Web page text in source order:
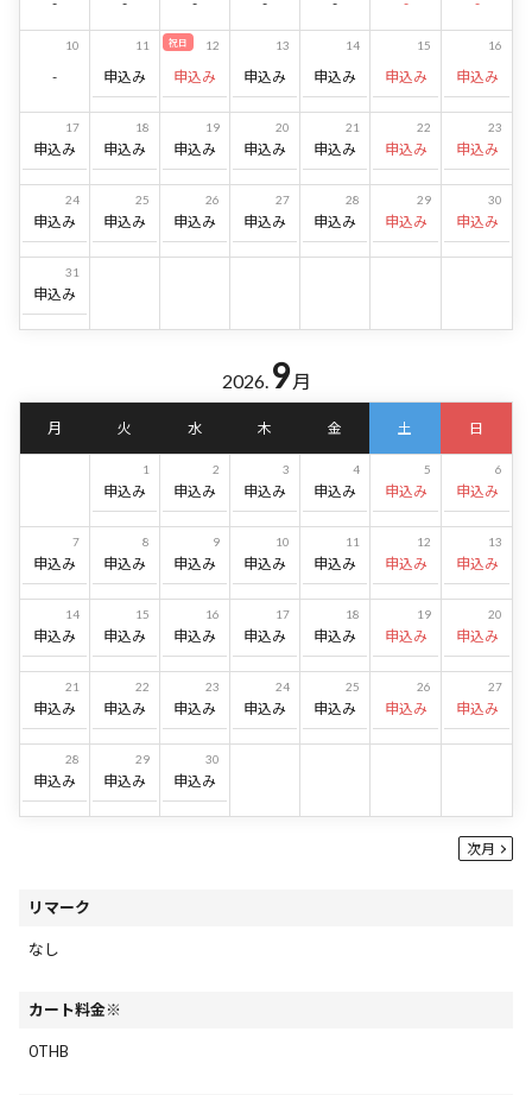
10
-
11
申込み
祝日 12
申込み
13
申込み
14
申込み
15
申込み
16
申込み
17
申込み
18
申込み
19
申込み
20
申込み
21
申込み
22
申込み
23
申込み
24
申込み
25
申込み
26
申込み
27
申込み
28
申込み
29
申込み
30
申込み
31
申込み
次月
2026. 9 月
月 火 水 木 金 土 日
1
申込み
2
申込み
3
申込み
4
申込み
5
申込み
6
申込み
7
申込み
8
申込み
9
申込み
10
申込み
11
申込み
12
申込み
13
申込み
14
申込み
15
申込み
16
申込み
17
申込み
18
申込み
19
申込み
20
申込み
21
申込み
22
申込み
23
申込み
24
申込み
25
申込み
26
申込み
27
申込み
28
申込み
29
申込み
30
申込み
リマーク
なし
カート料金※
0THB